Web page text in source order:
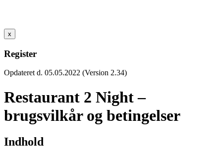
x
Register
Opdateret d. 05.05.2022 (Version 2.34)
Restaurant 2 Night –
brugsvilkår og betingelser
Indhold